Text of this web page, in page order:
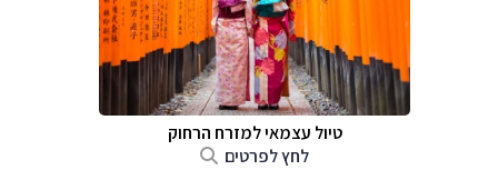
טיול עצמאי למזרח הרחוק
לחץ לפרטים